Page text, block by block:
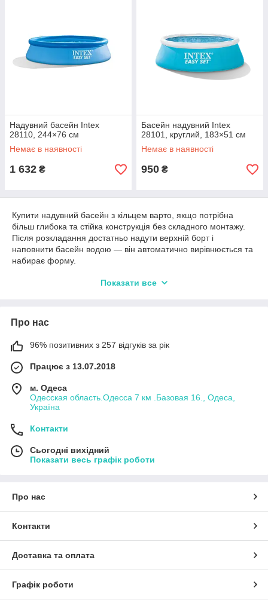
Надувний басейн Intex
28110, 244×76 см
Немає в наявності
1 632 ₴
Басейн надувний Intex
28101, круглий, 183×51 см
Немає в наявності
950 ₴
Купити надувний басейн з кільцем варто, якщо потрібна
більш глибока та стійка конструкція без складного монтажу.
Після розкладання достатньо надути верхній борт і
наповнити басейн водою — він автоматично вирівнюється та
набирає форму.
води. Для невеликих дворів підійдуть моделі середнього
У каталозі представлені надувні басейни з кільцем різних
Показати все
Про нас
96% позитивних з 257 відгуків за рік
Працює з 13.07.2018
м. Одеса
Одесская область.Одесса 7 км .Базовая 16., Одеса,
Україна
Контакти
Сьогодні вихідний
Показати весь графік роботи
Про нас
Контакти
Доставка та оплата
Графік роботи